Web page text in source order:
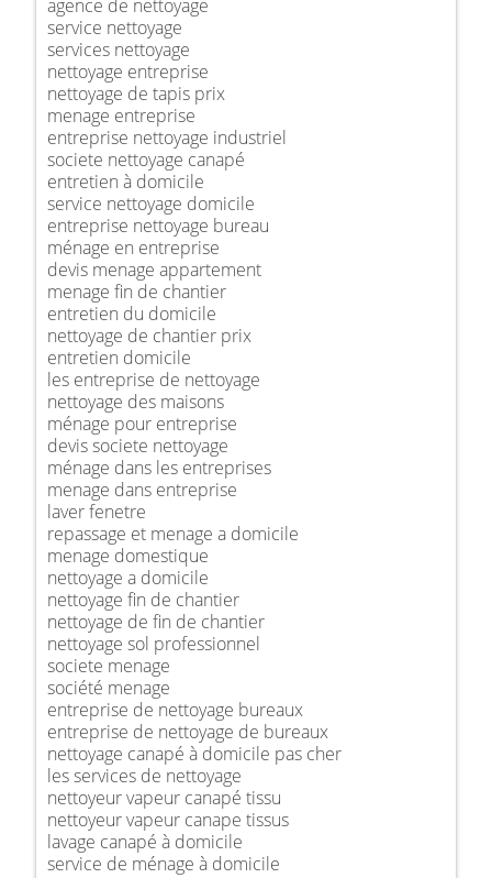
agence de nettoyage
service nettoyage
services nettoyage
nettoyage entreprise
nettoyage de tapis prix
menage entreprise
entreprise nettoyage industriel
societe nettoyage canapé
entretien à domicile
service nettoyage domicile
entreprise nettoyage bureau
ménage en entreprise
devis menage appartement
menage fin de chantier
entretien du domicile
nettoyage de chantier prix
entretien domicile
les entreprise de nettoyage
nettoyage des maisons
ménage pour entreprise
devis societe nettoyage
ménage dans les entreprises
menage dans entreprise
laver fenetre
repassage et menage a domicile
menage domestique
nettoyage a domicile
nettoyage fin de chantier
nettoyage de fin de chantier
nettoyage sol professionnel
societe menage
société menage
entreprise de nettoyage bureaux
entreprise de nettoyage de bureaux
nettoyage canapé à domicile pas cher
les services de nettoyage
nettoyeur vapeur canapé tissu
nettoyeur vapeur canape tissus
lavage canapé à domicile
service de ménage à domicile